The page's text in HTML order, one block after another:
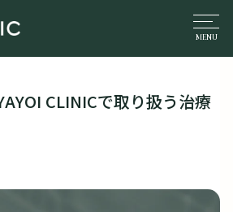
CLINICで取り扱う治療